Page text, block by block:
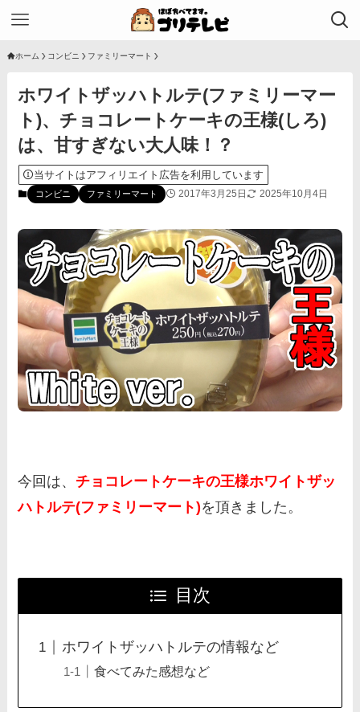
ホーム コンビニ ファミリーマート
ホワイトザッハトルテ(ファミリーマー
ト)、チョコレートケーキの王様(しろ)
は、甘すぎない大人味！？
当サイトはアフィリエイト広告を利用しています
コンビニ ファミリーマート 2017年3月25日 2025年10月4日
今回は、 チョコレートケーキの王様ホワイトザッ
ハトルテ(ファミリーマート)を頂きました。
目次
ホワイトザッハトルテの情報など
食べてみた感想など